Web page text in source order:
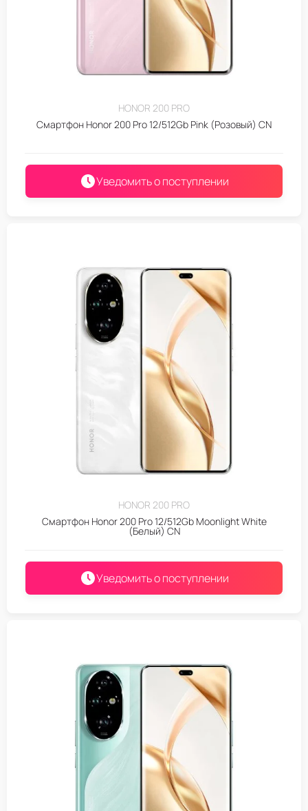
HONOR 200 PRO
Смартфон Honor 200 Pro 12/512Gb Pink (Розовый) CN
Уведомить о поступлении
HONOR 200 PRO
Смартфон Honor 200 Pro 12/512Gb Moonlight White
(Белый) CN
Уведомить о поступлении